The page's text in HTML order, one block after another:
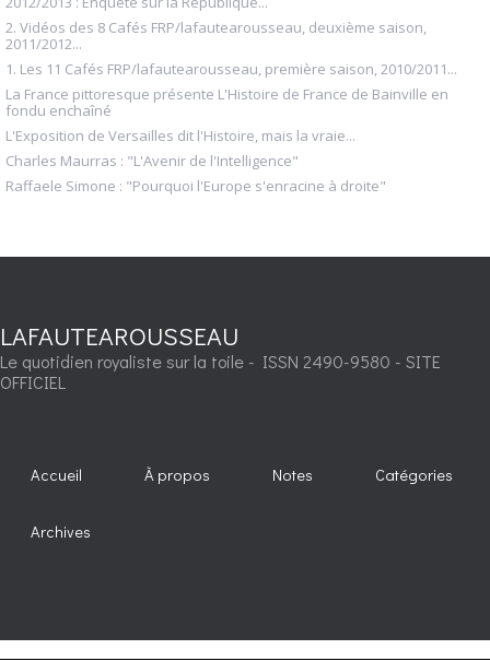
2. Vidéos des 8 Cafés FRP/lafautearousseau, deuxième saison,
2011/2012...
1. Les 11 Cafés FRP/lafautearousseau, première saison, 2010/2011...
La France pittoresque présente L'Histoire de France de Bainville en
fondu enchaîné
L'Exposition de Versailles dit l'Histoire, mais la vraie...
Charles Maurras : "L'Avenir de l'Intelligence"
Raffaele Simone : "Pourquoi l'Europe s'enracine à droite"
LAFAUTEAROUSSEAU
Le quotidien royaliste sur la toile - ISSN 2490-9580 - SITE
OFFICIEL
Accueil À propos Notes Catégories
Archives